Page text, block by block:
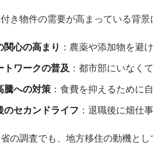
き物件の需要が高まっている背
関心の高まり ：農薬や添加物を避
トワークの普及 ：都市部にいなく
騰への対策 ：食費を抑えるために
のセカンドライフ ：退職後に畑仕
の調査でも、地方移住の動機とし